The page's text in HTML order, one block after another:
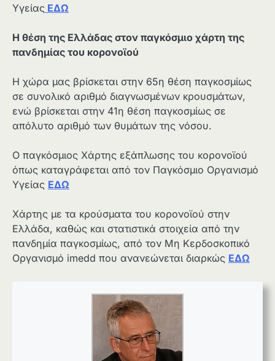
Υγείας ΕΔΩ
Η θέση της Ελλάδας στον παγκόσμιο χάρτη της
πανδημίας του κορονοϊού
Η χώρα μας βρίσκεται στην 65η θέση παγκοσμίως
σε συνολικό αριθμό διαγνωσμένων κρουσμάτων,
ενώ βρίσκεται στην 41η θέση παγκοσμίως σε
απόλυτο αριθμό των θυμάτων της νόσου.
Ο παγκόσμιος Χάρτης εξάπλωσης του κορονοϊού
όπως καταγράφεται από τον Παγκόσμιο Οργανισμό
Υγείας ΕΔΩ
Χάρτης με τα κρούσματα του κορονοϊού στην
Ελλάδα, καθώς και στατιστικά στοιχεία από την
πανδημία παγκοσμίως, από τον Μη Κερδοσκοπικό
Οργανισμό imedd που ανανεώνεται διαρκώς ΕΔΩ